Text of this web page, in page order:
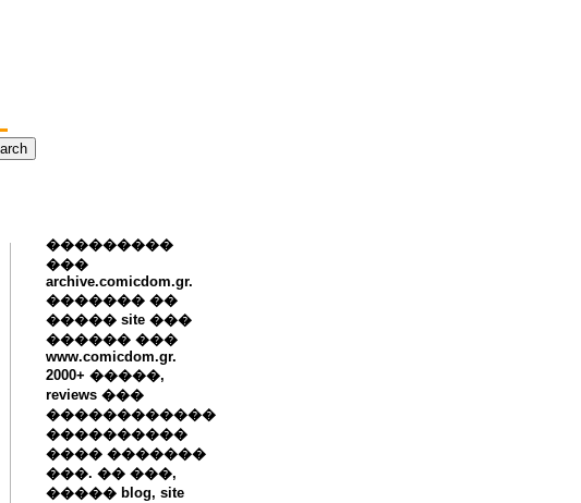
���������
���
archive.comicdom.gr.
������� ��
����� site ���
������ ���
www.comicdom.gr.
2000+ �����,
reviews ���
������������
����������
���� �������
���. �� ���,
����� blog, site